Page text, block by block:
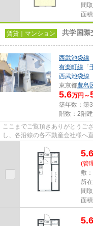
間
面
賃貸｜マンション 共学国
西武池袋線
有楽町線 「
西武池袋線
東京都豊島
5.6万円～
築年数：築
階数：2階
ここまでご覧頂きありがとうご
し、各沿線の各不動産会社様へ
5.6
(管
敷
所
間
面
5.6